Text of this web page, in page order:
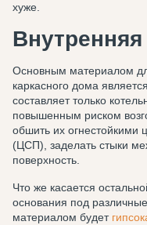
хуже.
Основным материалом
каркасного дома
составляет только
повышенным риском
обшить их огнестойкими
(ЦСП), заделать стыки
поверхность.
Что же касается
основания под
материалом будет